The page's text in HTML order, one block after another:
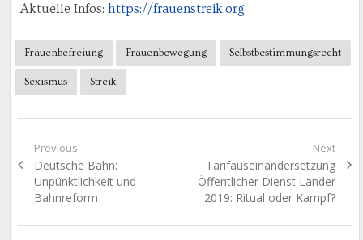
Aktuelle Infos: https://frauenstreik.org
Frauenbefreiung Frauenbewegung Selbstbestimmungsrecht
Sexismus Streik
Beitragsnavigation
Previous
Previous
post:
Deutsche Bahn:
Unpünktlichkeit und
Bahnreform
Next
Next
post:
Tarifauseinandersetzung
Öffentlicher Dienst Länder
2019: Ritual oder Kampf?